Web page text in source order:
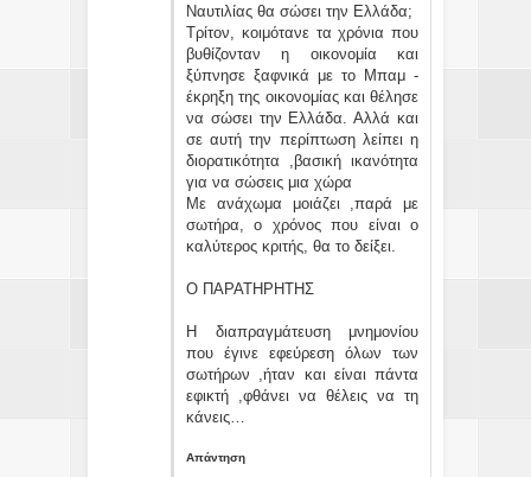
Ναυτιλίας θα σώσει την Ελλάδα;
Τρίτον, κοιμότανε τα χρόνια που
βυθίζονταν η οικονομία και
ξύπνησε ξαφνικά με το Μπαμ -
έκρηξη της οικονομίας και θέλησε
να σώσει την Ελλάδα. Αλλά και
σε αυτή την περίπτωση λείπει η
διορατικότητα ,βασική ικανότητα
για να σώσεις μια χώρα
Με ανάχωμα μοιάζει ,παρά με
σωτήρα, ο χρόνος που είναι ο
καλύτερος κριτής, θα το δείξει.
Ο ΠΑΡΑΤΗΡΗΤΗΣ
Η διαπραγμάτευση μνημονίου
που έγινε εφεύρεση όλων των
σωτήρων ,ήταν και είναι πάντα
εφικτή ,φθάνει να θέλεις να τη
κάνεις…
Απάντηση